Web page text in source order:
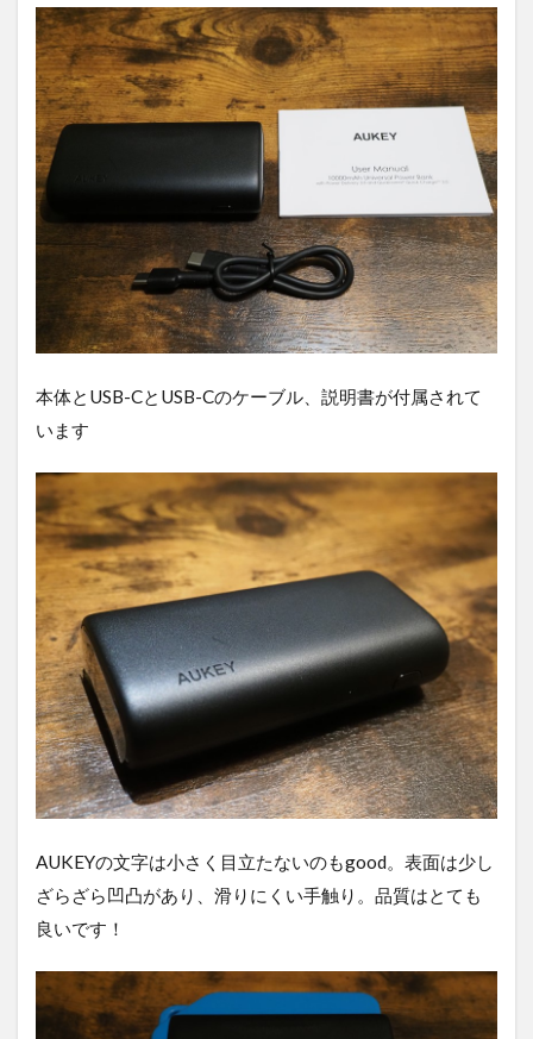
本体とUSB-CとUSB-Cのケーブル、説明書が付属されて
います
AUKEYの文字は小さく目立たないのもgood。表面は少し
ざらざら凹凸があり、滑りにくい手触り。品質はとても
良いです！